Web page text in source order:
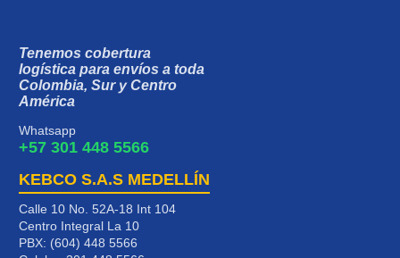
Tenemos cobertura
logística para envíos a toda
Colombia, Sur y Centro
América
Whatsapp
+57 301 448 5566
KEBCO S.A.S MEDELLÍN
Calle 10 No. 52A-18 Int 104
Centro Integral La 10
PBX: (604) 448 5566